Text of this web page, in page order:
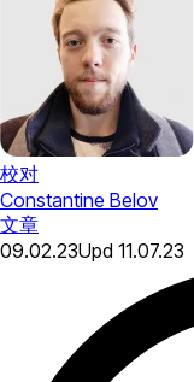
校对
Constantine Belov
文章
09.02.23Upd 11.07.23